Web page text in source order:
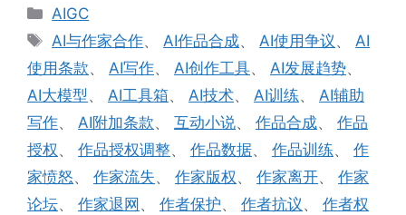
分
类
AIGC
标
签
AI与作家合作、AI作品合成、AI使用争议 、AI
使用条款、 AI写作、 AI创作工具、 AI发展趋势、
AI大模型、 AI工具箱、 AI技术、 AI训练、 AI辅助
写作、 AI附加条款、 互动小说、 作品合成、 作品
授权 、 作品授权调整、 作品数据、 作品训练、 作
家愤怒、 作家流失、 作家版权 、 作家离开、 作家
论坛、 作家退网 、 作者保护、 作者抗议 、 作者权